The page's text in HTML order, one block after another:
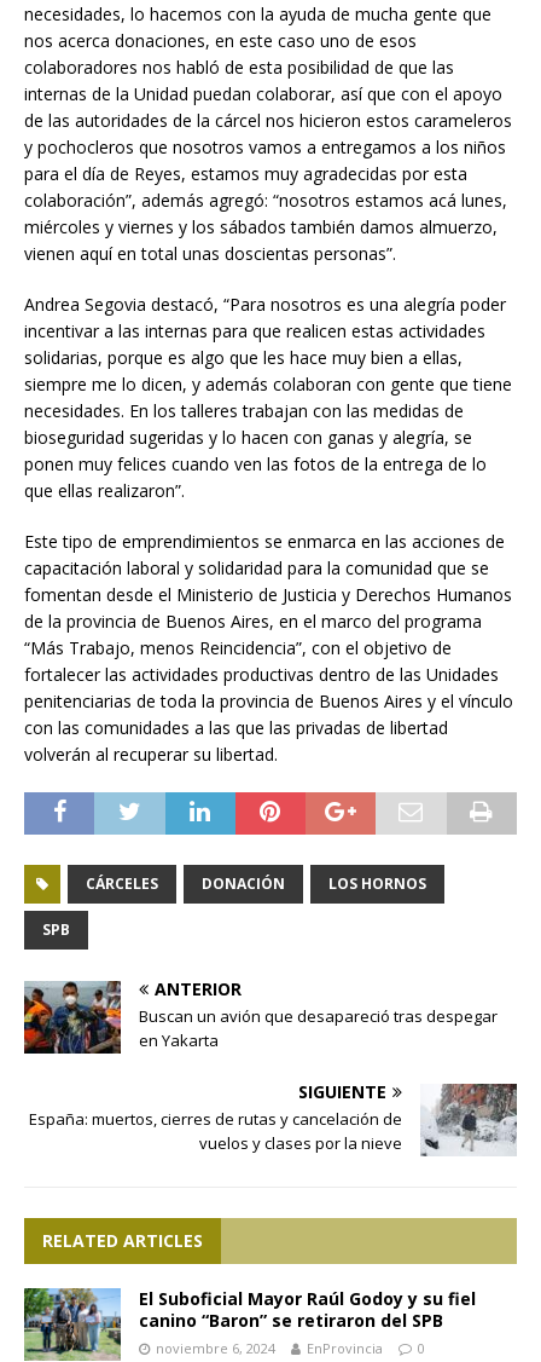
necesidades, lo hacemos con la ayuda de mucha gente que
nos acerca donaciones, en este caso uno de esos
colaboradores nos habló de esta posibilidad de que las
internas de la Unidad puedan colaborar, así que con el apoyo
de las autoridades de la cárcel nos hicieron estos carameleros
y pochocleros que nosotros vamos a entregamos a los niños
para el día de Reyes, estamos muy agradecidas por esta
colaboración”, además agregó: “nosotros estamos acá lunes,
miércoles y viernes y los sábados también damos almuerzo,
vienen aquí en total unas doscientas personas”.
Andrea Segovia destacó, “Para nosotros es una alegría poder
incentivar a las internas para que realicen estas actividades
solidarias, porque es algo que les hace muy bien a ellas,
siempre me lo dicen, y además colaboran con gente que tiene
necesidades. En los talleres trabajan con las medidas de
bioseguridad sugeridas y lo hacen con ganas y alegría, se
ponen muy felices cuando ven las fotos de la entrega de lo
que ellas realizaron”.
Este tipo de emprendimientos se enmarca en las acciones de
capacitación laboral y solidaridad para la comunidad que se
fomentan desde el Ministerio de Justicia y Derechos Humanos
de la provincia de Buenos Aires, en el marco del programa
“Más Trabajo, menos Reincidencia”, con el objetivo de
fortalecer las actividades productivas dentro de las Unidades
penitenciarias de toda la provincia de Buenos Aires y el vínculo
con las comunidades a las que las privadas de libertad
volverán al recuperar su libertad.
CÁRCELES DONACIÓN LOS HORNOS
SPB
ANTERIOR
Buscan un avión que desapareció tras despegar
en Yakarta
SIGUIENTE
España: muertos, cierres de rutas y cancelación de
vuelos y clases por la nieve
RELATED ARTICLES
El Suboficial Mayor Raúl Godoy y su fiel
canino “Baron” se retiraron del SPB
noviembre 6, 2024 EnProvincia 0